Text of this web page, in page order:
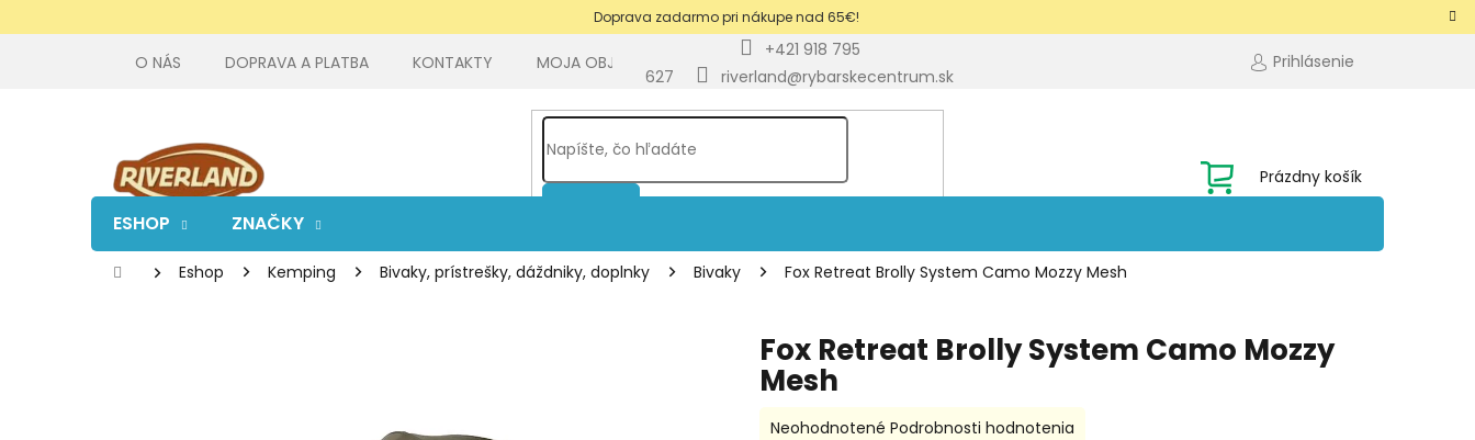
na
Doprava zadarmo pri nákupe nad 65€!
+421 918 795
627
riverland@rybarskecentrum.sk
O NÁS DOPRAVA A PLATBA KONTAKTY MOJA OBJEDNÁVKA BLOG Prihlásenie
NÁKUPNÝ
KOŠÍK
Prázdny košík
ESHOP ZNAČKY
DomovEshop Kemping Bivaky, prístrešky, dáždniky, doplnky Bivaky Fox Retreat Brolly System Camo Mozzy Mesh
Fox Retreat Brolly System Camo Mozzy
Mesh
Priemerné
Neohodnotené Podrobnosti hodnotenia